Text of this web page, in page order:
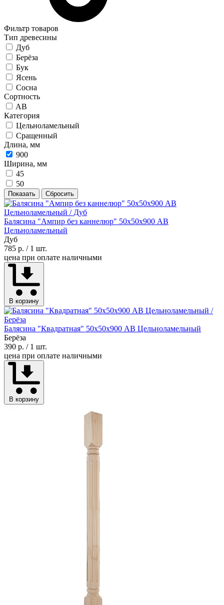
Фильтр товаров
Тип древесины
Дуб
Берёза
Бук
Ясень
Сосна
Сортность
AB
Категория
Цельноламельный
Сращенный
Длина, мм
900
Ширина, мм
45
50
Показать Сбросить
Балясина "Ампир без каннелюр" 50х50х900 АВ
Цельноламельный
Дуб
785 р. / 1 шт.
цена при оплате наличными
В корзину
Балясина "Квадратная" 50х50х900 АВ Цельноламельный
Берёза
390 р. / 1 шт.
цена при оплате наличными
В корзину